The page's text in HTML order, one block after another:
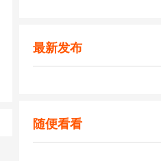
最新发布
随便看看